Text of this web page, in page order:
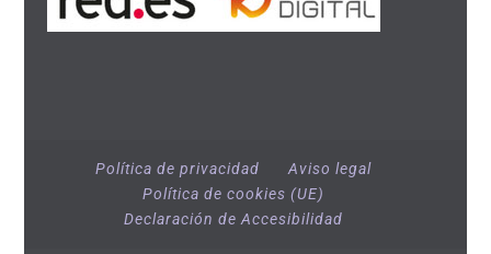
Política de privacidad
Aviso legal
Política de cookies (UE)
Declaración de Accesibilidad